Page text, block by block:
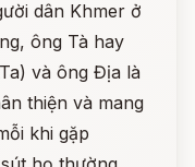
dân Khmer ở
ông Tà hay
và ông Địa là
thiện và mang
khi gặp